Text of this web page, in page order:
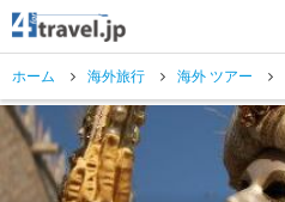
ホーム 海外旅行 海外 ツアー